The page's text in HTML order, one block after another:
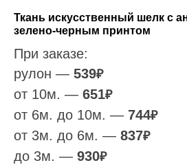
Ткань искусственный шелк с
зелено-черным принтом
При заказе:
рулон — 539₽
от 10м. — 651₽
от 6м. до 10м. — 744₽
от 3м. до 6м. — 837₽
до 3м. — 930₽